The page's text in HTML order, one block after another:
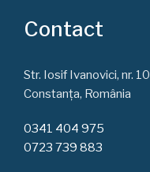
Contact
Str. Iosif Ivanovici, nr. 10
Constanța, România
0341 404 975
0723 739 883